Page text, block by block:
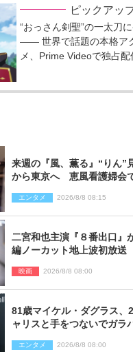
ピックアッ
“おっさん剣聖”の一太刀
―― 世界で話題の本格ア
メ、Prime Videoで独占配
来週の『風、薫る』“りん”
から東京へ 恵風看護婦会
エンタメ 2026/8/8 08:15
二宮和也主演『８番出口』
編ノーカット地上波初放
映画 2026/8/8 08:00
81歳マイケル・ダグラス、
ャリスと手をつないでガラ
エンタメ 2026/8/8 08:00